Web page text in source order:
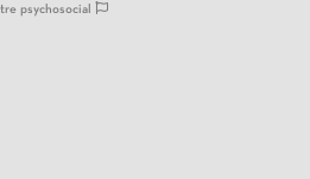
psychosocial